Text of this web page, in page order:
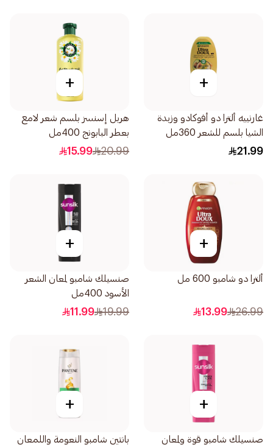
+
غارنييه ألترا دو أفوكادو وزبدة
الشيا بلسم للشعر 360مل
21.99
+
هربل إسنسز بلسم شعر لامع
بعطر البابونج 400مل
20.99
15.99
+
ألترا دو شامبو 600 مل
26.99
13.99
+
صنسيلك شامبو لمعان الشعر
الأسود 400مل
19.99
11.99
+
صنسيلك شامبو قوة ولمعان
+
بانتين شامبو النعومة واللمعان